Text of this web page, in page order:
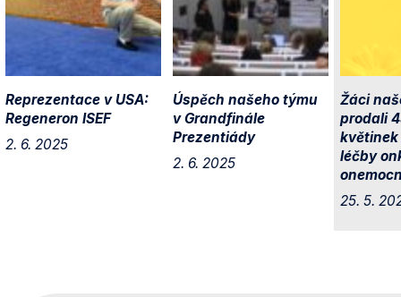
Reprezentace v USA:
Regeneron ISEF
2. 6. 2025
Úspěch našeho týmu
v Grandfinále
Prezentiády
2. 6. 2025
Žáci
prodali
léčby
25. 5.